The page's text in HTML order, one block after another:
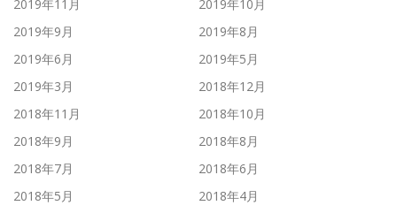
2019年11月
2019年10月
2019年9月
2019年8月
2019年6月
2019年5月
2019年3月
2018年12月
2018年11月
2018年10月
2018年9月
2018年8月
2018年7月
2018年6月
2018年5月
2018年4月